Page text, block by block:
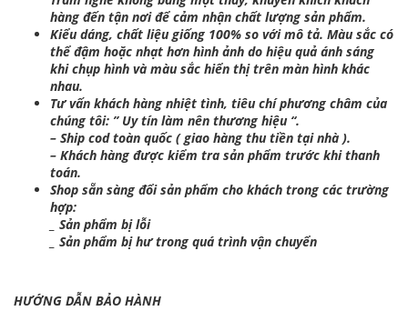
hàng đến tận nơi để cảm nhận chất lượng sản phẩm.
Kiểu dáng, chất liệu giống 100% so với mô tả. Màu sắc có
thể đậm hoặc nhạt hơn hình ảnh do hiệu quả ánh sáng
khi chụp hình và màu sắc hiển thị trên màn hình khác
nhau.
Tư vấn khách hàng nhiệt tình, tiêu chí phương châm của
chúng tôi: ” Uy tín làm nên thương hiệu “.
– Ship cod toàn quốc ( giao hàng thu tiền tại nhà ).
– Khách hàng được kiểm tra sản phẩm trước khi thanh
toán.
Shop sẵn sàng đổi sản phẩm cho khách trong các trường
hợp:
_ Sản phẩm bị lỗi
_ Sản phẩm bị hư trong quá trình vận chuyển
HƯỚNG DẪN BẢO HÀNH